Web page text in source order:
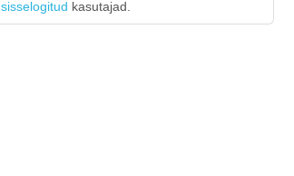
sisselogitud kasutajad.